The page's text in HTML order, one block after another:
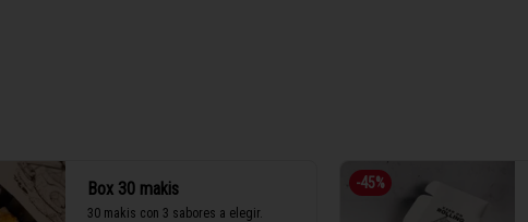
Box 30 makis
30 makis con 3 sabores a elegir.
-45%